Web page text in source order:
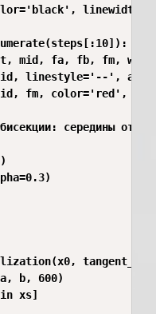
mid, fa, fb, fm,
linestyle='--',
fm, color='red',
середины
b, 600)
xs]